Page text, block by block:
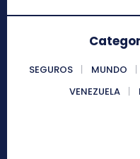
SEGUROS MUNDO
VENEZUELA